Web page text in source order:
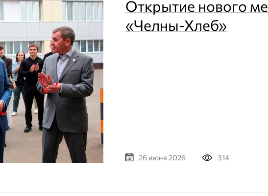
Открытие нового
«Челны-Хлеб»
26 июня 2026 314